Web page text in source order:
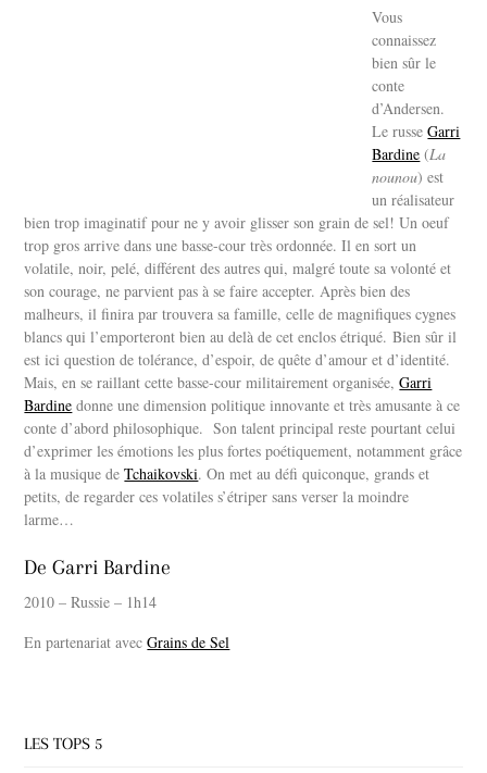
Vous
connaissez
bien sûr le
conte
d’Andersen.
Le russeGarri
Bardine (La
nounou) est
un réalisateur
bien trop imaginatif pour ne y avoir glisser son grain de sel! Un oeuf
trop gros arrive dans une basse-cour très ordonnée. Il en sort un
volatile, noir, pelé, différent des autres qui, malgré toute sa volonté et
son courage, ne parvient pas à se faire accepter. Après bien des
malheurs, il finira par trouvera sa famille, celle de magnifiques cygnes
blancs qui l’emporteront bien au delà de cet enclos étriqué. Bien sûr il
est ici question de tolérance, d’espoir, de quête d’amour et d’identité.
Mais, en se raillant cette basse-cour militairement organisée,Garri
Bardine donne une dimension politique innovante et très amusante à ce
conte d’abord philosophique. Son talent principal reste pourtant celui
d’exprimer les émotions les plus fortes poétiquement, notamment grâce
à la musique deTchaikovski. On met au défi quiconque, grands et
petits, de regarder ces volatiles s’étriper sans verser la moindre
larme…
De Garri Bardine
2010 – Russie – 1h14
En partenariat avecGrains de Sel
LES TOPS 5